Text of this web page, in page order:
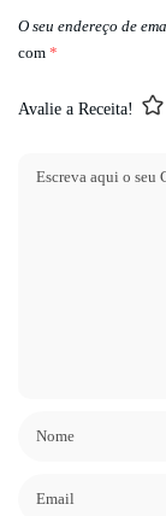
O seu endereço de
com *
Avalie a Receita!